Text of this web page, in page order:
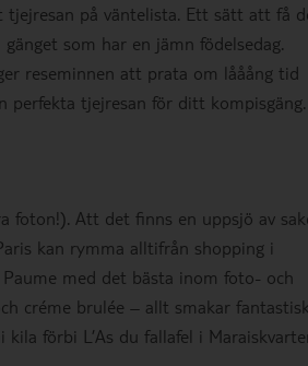
tjejresan på väntelista. Ett sätt att få
som har en jämn födelsedag.
reseminnen att prata om lååång tid
tjejresan för ditt kompisgäng.
foton!). Att det finns en uppsjö av
kan rymma alltifrån shopping i
med det bästa inom foto- och
créme brulée – allt smakar
förbi L’As du fallafel i